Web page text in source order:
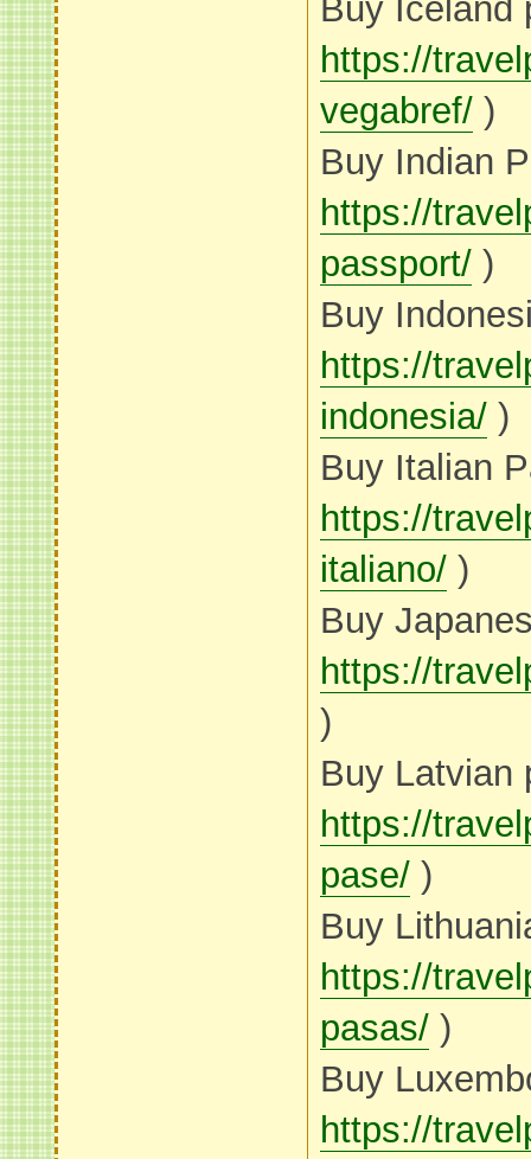
Buy Iceland
https://
vegabref/ )
Buy Indian
https://
passport/ )
Buy
https://
indonesia/ )
Buy Italian
https://
italiano/ )
Buy
https://
)
Buy Latvian
https://
pase/ )
Buy
https://
pasas/ )
Buy
https://